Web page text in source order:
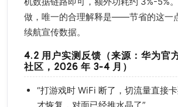
做，唯一的合理解释是——节省的这一
续航宣传数据。
4.2 用户实测反馈（来源：华为官
社区，2026 年 3-4 月）
“打游戏时 WiFi 断了，切流量直接